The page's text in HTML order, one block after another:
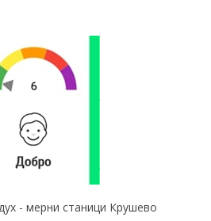
- мерни станици Крушево